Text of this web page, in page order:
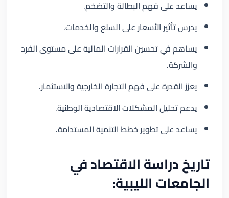
يساعد على فهم البطالة والتضخم.
يدرس تأثير الأسعار على السلع والخدمات.
يساهم في تحسين القرارات المالية على مستوى الفرد
والشركة.
يعزز القدرة على فهم التجارة الخارجية والاستثمار.
يدعم تحليل المشكلات الاقتصادية الوطنية.
يساعد على تطوير خطط التنمية المستدامة.
تاريخ دراسة الاقتصاد في
الجامعات الليبية: